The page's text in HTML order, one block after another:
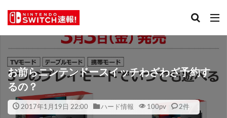
お前らニンテンドースイッチわざわざ予約す
るの？
2017年1月19日 22:00 ハード情報 100pv 2件